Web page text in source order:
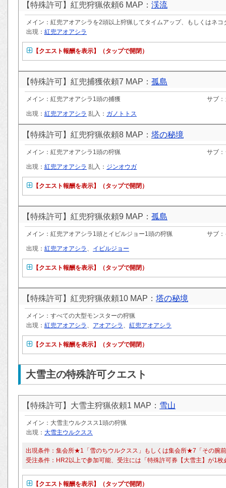
【特殊許可】紅兜狩猟依頼6 MAP： 渓流
メイン：紅兜アオアシラを2頭以上狩猟してタイムアップ、もしくはネコ
出現： 紅兜アオアシラ
【クエスト報酬を表示】（タップで開閉）
【特殊許可】紅兜捕獲依頼7 MAP： 孤島
メイン：紅兜アオアシラ1頭の捕獲 サブ
出現： 紅兜アオアシラ 乱入： ガノトトス
【特殊許可】紅兜狩猟依頼8 MAP： 塔の秘境
メイン：紅兜アオアシラ1頭の狩猟 サブ
出現： 紅兜アオアシラ 乱入： ジンオウガ
【クエスト報酬を表示】（タップで開閉）
【特殊許可】紅兜狩猟依頼9 MAP： 孤島
メイン：紅兜アオアシラ1頭とイビルジョー1頭の狩猟 サブ
出現： 紅兜アオアシラ 、 イビルジョー
【クエスト報酬を表示】（タップで開閉）
【特殊許可】紅兜狩猟依頼10 MAP： 塔の秘境
メイン：すべての大型モンスターの狩猟
出現： 紅兜アオアシラ 、 アオアシラ 、 紅兜アオアシラ
【クエスト報酬を表示】（タップで開閉）
大雪主の特殊許可クエスト
【特殊許可】大雪主狩猟依頼1 MAP： 雪山
メイン：大雪主ウルクスス1頭の狩猟
出現： 大雪主ウルクスス
出現条件：集会所★1「雪のちウルクスス」もしくは集会所★7「その腕
受注条件：HR2以上で参加可能、受注には「特殊許可券【大雪主】が1枚
【クエスト報酬を表示】（タップで開閉）